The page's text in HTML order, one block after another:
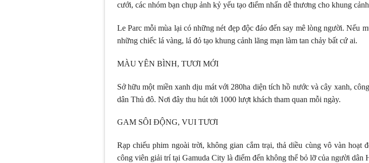
cưới, các nhóm bạn chụp ảnh kỷ yếu tạo điểm nhấn dễ thương cho khung
Le Parc mỗi mùa lại có những nét đẹp độc đáo đến say mê lòng người. Nếu
những chiếc lá vàng, lá đỏ tạo khung cảnh lãng mạn làm tan chảy bất cứ ai.
MÀU YÊN BÌNH, TƯƠI MỚI
Sở hữu một miền xanh dịu mát với 280ha diện tích hồ nước và cây xanh,
dân Thủ đô. Nơi đây thu hút tới 1000 lượt khách tham quan mỗi ngày.
GAM SÔI ĐỘNG, VUI TƯƠI
Rạp chiếu phim ngoài trời, không gian cắm trại, thả diều cùng vô vàn
công viên giải trí tại Gamuda City là điểm đến không thể bỏ lỡ của người dân